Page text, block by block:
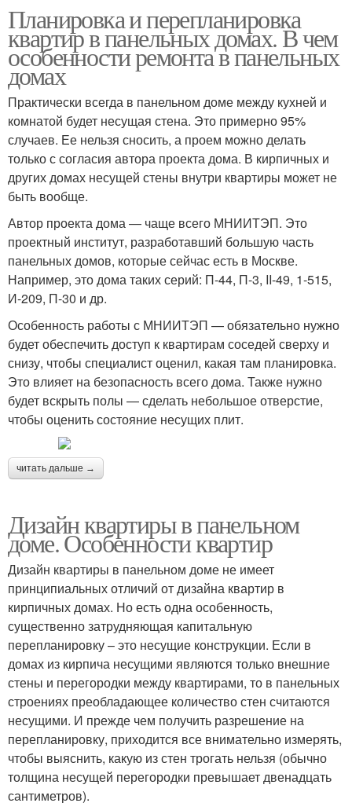
Планировка и перепланировка
квартир в панельных домах. В чем
особенности ремонта в панельных
домах
Практически всегда в панельном доме между кухней и
комнатой будет несущая стена. Это примерно 95%
случаев. Ее нельзя сносить, а проем можно делать
только с согласия автора проекта дома. В кирпичных и
других домах несущей стены внутри квартиры может не
быть вообще.
Автор проекта дома — чаще всего МНИИТЭП. Это
проектный институт, разработавший большую часть
панельных домов, которые сейчас есть в Москве.
Например, это дома таких серий: П-44, П-3, II-49, 1-515,
И-209, П-30 и др.
Особенность работы с МНИИТЭП — обязательно нужно
будет обеспечить доступ к квартирам соседей сверху и
снизу, чтобы специалист оценил, какая там планировка.
Это влияет на безопасность всего дома. Также нужно
будет вскрыть полы — сделать небольшое отверстие,
чтобы оценить состояние несущих плит.
читать дальше →
Дизайн квартиры в панельном
доме. Особенности квартир
Дизайн квартиры в панельном доме не имеет
принципиальных отличий от дизайна квартир в
кирпичных домах. Но есть одна особенность,
существенно затрудняющая капитальную
перепланировку – это несущие конструкции. Если в
домах из кирпича несущими являются только внешние
стены и перегородки между квартирами, то в панельных
строениях преобладающее количество стен считаются
несущими. И прежде чем получить разрешение на
перепланировку, приходится все внимательно измерять,
чтобы выяснить, какую из стен трогать нельзя (обычно
толщина несущей перегородки превышает двенадцать
сантиметров).